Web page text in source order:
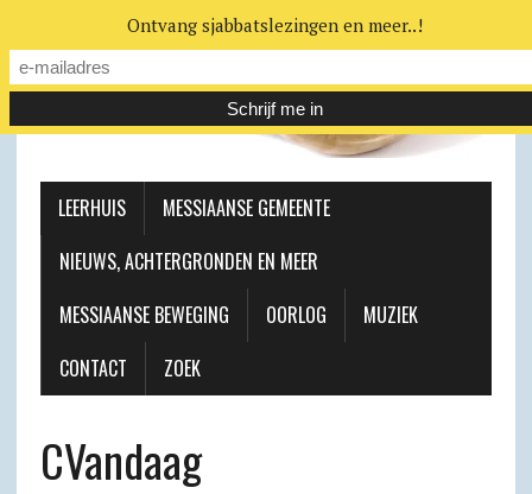
LEERHUIS
MESSIAANSE GEMEENTE
NIEUWS, ACHTERGRONDEN EN MEER
MESSIAANSE BEWEGING
OORLOG
MUZIEK
CONTACT
ZOEK
CVandaag
Ontvang sjabbatslezingen en meer..!